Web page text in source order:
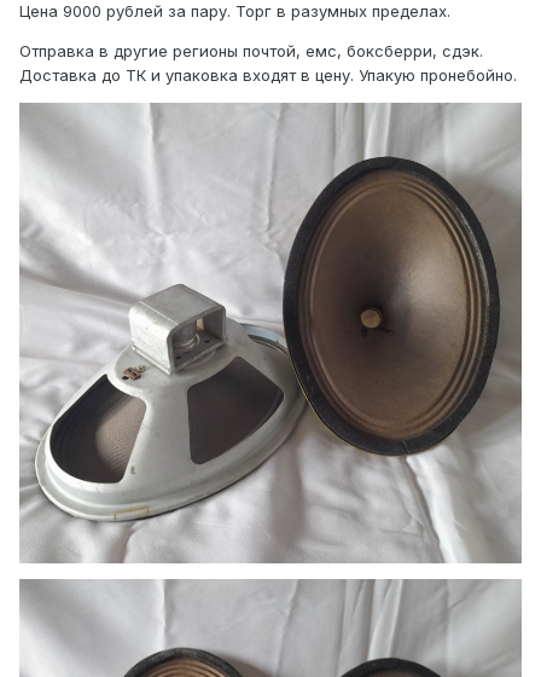
Цена 9000 рублей за пару. Торг в разумных пределах.
Отправка в другие регионы почтой, емс, боксберри, сдэк.
Доставка до ТК и упаковка входят в цену. Упакую пронебойно.